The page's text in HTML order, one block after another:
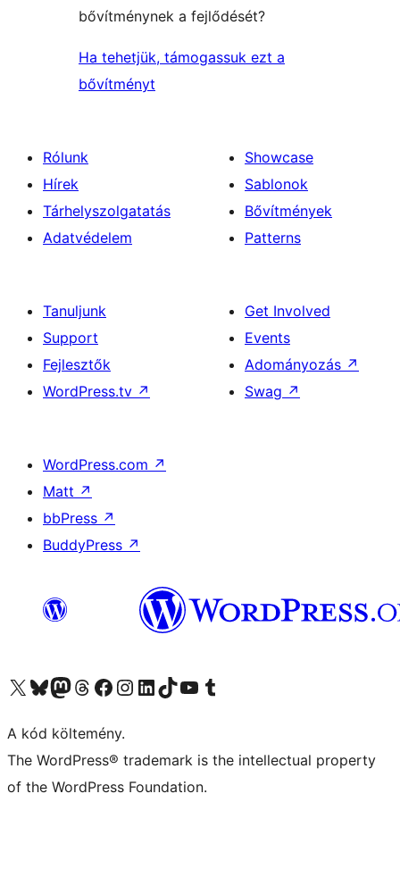
bővítménynek a fejlődését?
Ha tehetjük, támogassuk ezt a
bővítményt
Rólunk
Hírek
Tárhelyszolgatatás
Adatvédelem
Showcase
Sablonok
Bővítmények
Patterns
Tanuljunk
Support
Fejlesztők
WordPress.tv ↗
Get Involved
Events
Adományozás ↗
Swag ↗
WordPress.com ↗
Matt ↗
bbPress ↗
BuddyPress ↗
Visit our X (formerly Twitter) account
Visit our Bluesky account
Twitter csatornánk
Visit our Threads account
Facebook oldalunk megtekintése
Visit our Instagram account
Visit our LinkedIn account
Visit our TikTok account
Visit our YouTube channel
Visit our Tumblr account
A kód költemény.
The WordPress® trademark is the intellectual property
of the WordPress Foundation.